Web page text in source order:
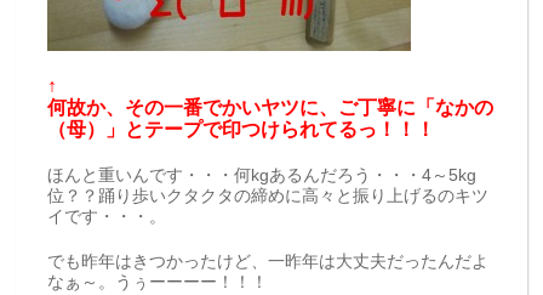
↑
何故か、その一番でかいヤツに、ご丁寧に「なかの
（母）」とテープで印つけられてるっ！！！
ほんと重いんです・・・何kgあるんだろう・・・4～5kg
位？？踊り歩いクタクタの締めに高々と振り上げるのキツ
イです・・・。
でも昨年はきつかったけど、一昨年は大丈夫だったんだよ
なぁ～。うぅーーーー！！！